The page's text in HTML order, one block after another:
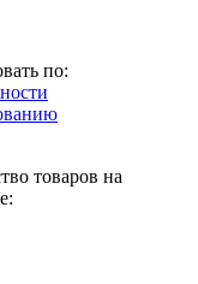
по:
товаров на